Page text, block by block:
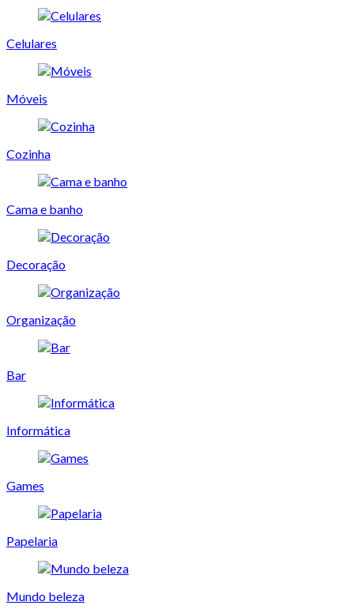
Celulares
Móveis
Cozinha
Cama e banho
Decoração
Organização
Bar
Informática
Games
Papelaria
Mundo beleza